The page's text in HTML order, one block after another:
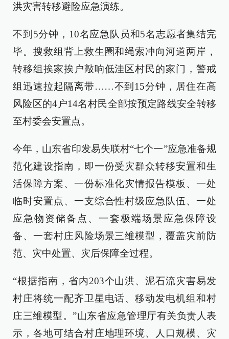
洪灾害转移避险应急演练。
不到5分钟，10名应急队员和5名志愿者集结完
毕。搜救组背上救生圈和绳索冲向河道两岸，
转移组挨家挨户敲响低洼区村民的家门，警戒
组迅速拉起隔离带……不到15分钟，居住在高
风险区的4户14名村民全部按预定路线安全转移
至村委会安置点。
今年，山东省印发易失联村“七个一”应急准备规
范化建设指南，即一份受灾群众转移安置和生
活保障方案、一份标准化灾情报告模板、一处
临时安置点、一支综合性村级应急队伍、一处
应急物资储备点、一套极端场景应急保障设
备、一套村庄风险场景三维模型，覆盖灾前防
范、灾中处置、灾后保障全过程。
“根据指南，省内203个山洪、泥石流灾害易发
村庄将统一配齐卫星电话、移动发电机组和村
庄三维模型。”山东省应急管理厅有关负责人表
示，各地可结合村庄地理环境、人口规模、灾